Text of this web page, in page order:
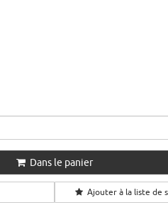
Dans le panier
Ajouter à la liste de